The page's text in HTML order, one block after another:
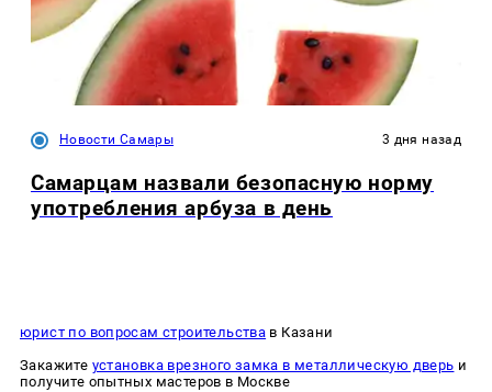
Новости Самары 3 дня назад
Самарцам назвали безопасную норму
употребления арбуза в день
юрист по вопросам строительства в Казани
Закажите установка врезного замка в металлическую дверь и
получите опытных мастеров в Москве